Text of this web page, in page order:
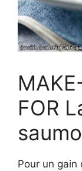
FOR
Pour un gain